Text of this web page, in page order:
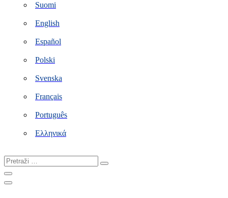
Suomi
English
Español
Polski
Svenska
Français
Português
Ελληνικά
Pretraži
…